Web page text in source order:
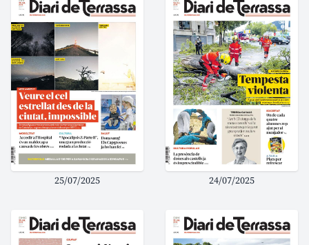
25/07/2025 24/07/2025